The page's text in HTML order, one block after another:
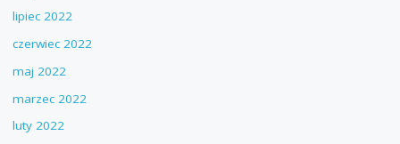
lipiec 2022
czerwiec 2022
maj 2022
marzec 2022
luty 2022